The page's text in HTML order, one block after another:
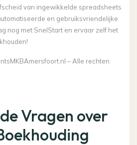
van ingewikkelde spreadsheets
en gebruiksvriendelijke
nog met SnelStart en ervaar zelf het
– Alle rechten
Vragen over